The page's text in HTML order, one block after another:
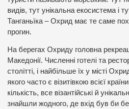
видів, тут унікальна екосистема і
Танганьїка – Охрид має те саме
прогин.
На берегах Охриду головна
Македонії. Численні готелі та
столітті, і найбільше їх у місті
якого часто є візитівкою всієї
кількість, все візантійські й
знайшли жодного, де вхід був би